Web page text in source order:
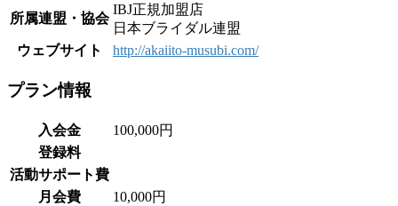
所属連盟・協会
IBJ正規加盟店
日本ブライダル連盟
ウェブサイト
http://akaiito-musubi.com/
プラン情報
入会金
100,000円
登録料
活動サポート費
月会費
10,000円